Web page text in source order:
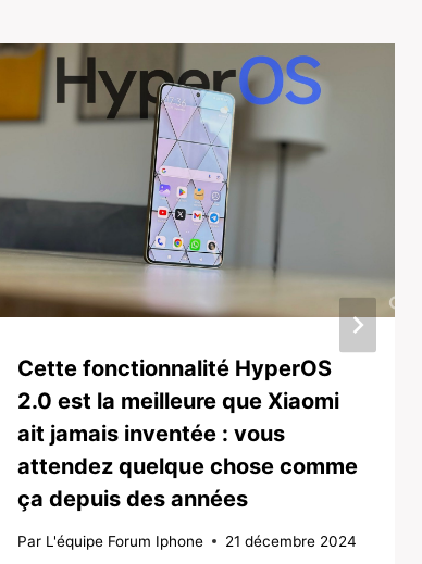
Cette fonctionnalité HyperOS
2.0 est la meilleure que Xiaomi
ait jamais inventée : vous
attendez quelque chose comme
ça depuis des années
Par L'équipe Forum Iphone 21 décembre 2024